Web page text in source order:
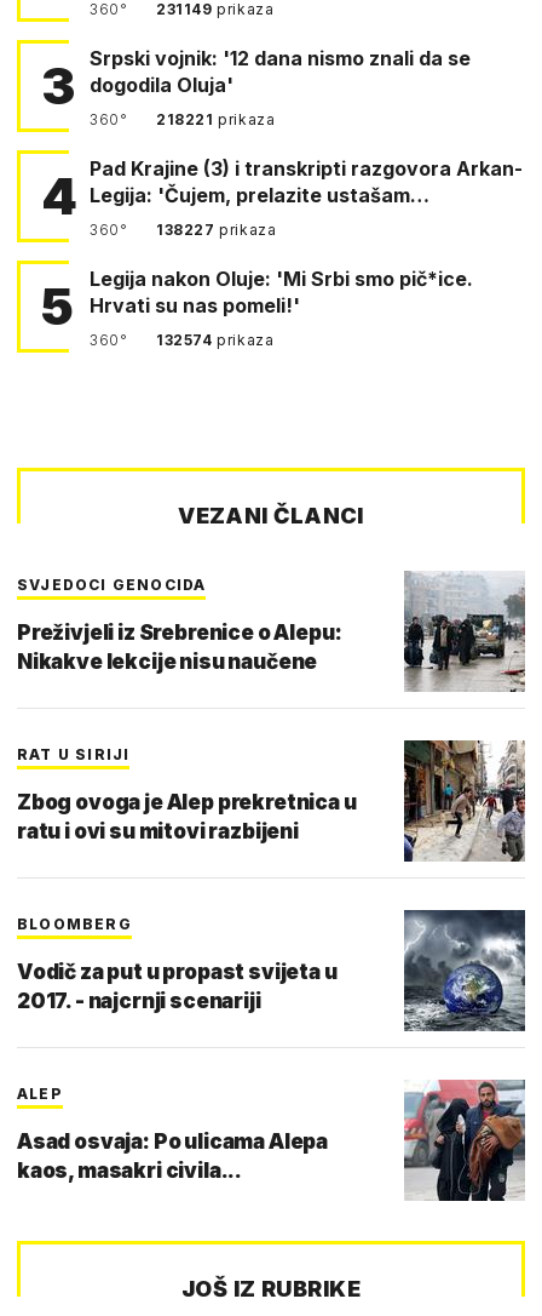
360° 231149prikaza
3
Srpski vojnik: '12 dana nismo znali da se
dogodila Oluja'
360° 218221prikaza
4 Pad Krajine (3) i transkripti razgovora Arkan-
Legija: 'Čujem, prelazite ustašam…
360° 138227prikaza
5
Legija nakon Oluje: 'Mi Srbi smo pič*ice.
Hrvati su nas pomeli!'
360° 132574prikaza
VEZANI ČLANCI
SVJEDOCI GENOCIDA
Preživjeli iz Srebrenice o Alepu:
Nikakve lekcije nisu naučene
RAT U SIRIJI
Zbog ovoga je Alep prekretnica u
ratu i ovi su mitovi razbijeni
BLOOMBERG
Vodič za put u propast svijeta u
2017. - najcrnji scenariji
ALEP
Asad osvaja: Po ulicama Alepa
kaos, masakri civila...
JOŠ IZ RUBRIKE